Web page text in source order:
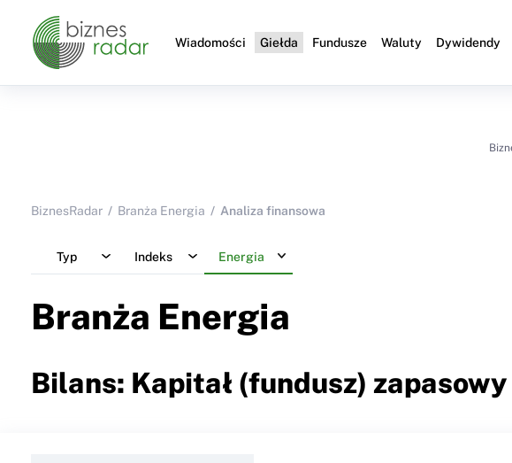
Wiadomości Giełda Fundusze Waluty Dywidendy
BiznesRadar Branża Energia Analiza finansowa
Typ Indeks Energia
Branża Energia
Bilans: Kapitał (fundusz) zapasowy